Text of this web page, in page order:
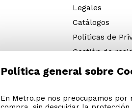
Legales
Catálogos
Políticas de
Gestión de
Gestión de
Descargar App
Política general sobre
En Metro.pe nos preocupamos por